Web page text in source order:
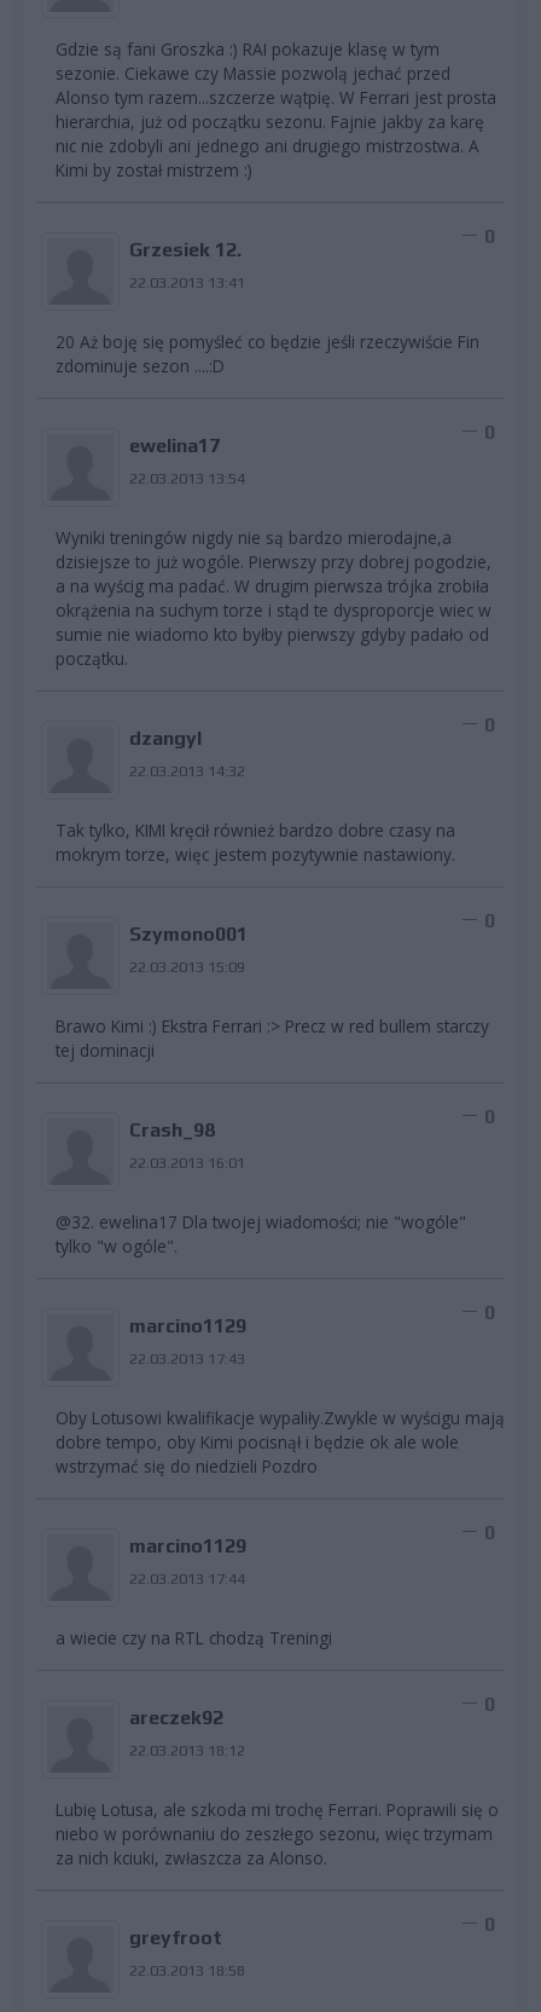
Gdzie są fani Groszka :) RAI pokazuje klasę w tym
sezonie. Ciekawe czy Massie pozwolą jechać przed
Alonso tym razem...szczerze wątpię. W Ferrari jest prosta
hierarchia, już od początku sezonu. Fajnie jakby za karę
nic nie zdobyli ani jednego ani drugiego mistrzostwa. A
Kimi by został mistrzem :)
Grzesiek 12.
22.03.2013 13:41
0
20 Aż boję się pomyśleć co będzie jeśli rzeczywiście Fin
zdominuje sezon ....:D
ewelina17
22.03.2013 13:54
0
Wyniki treningów nigdy nie są bardzo mierodajne,a
dzisiejsze to już wogóle. Pierwszy przy dobrej pogodzie,
a na wyścig ma padać. W drugim pierwsza trójka zrobiła
okrążenia na suchym torze i stąd te dysproporcje wiec w
sumie nie wiadomo kto byłby pierwszy gdyby padało od
początku.
dzangyl
22.03.2013 14:32
0
Tak tylko, KIMI kręcił również bardzo dobre czasy na
mokrym torze, więc jestem pozytywnie nastawiony.
Szymono001
22.03.2013 15:09
0
Brawo Kimi :) Ekstra Ferrari :> Precz w red bullem starczy
tej dominacji
Crash_98
22.03.2013 16:01
0
@32. ewelina17 Dla twojej wiadomości; nie "wogóle"
tylko "w ogóle".
marcino1129
22.03.2013 17:43
0
Oby Lotusowi kwalifikacje wypaliły.Zwykle w wyścigu mają
dobre tempo, oby Kimi pocisnął i będzie ok ale wole
wstrzymać się do niedzieli Pozdro
marcino1129
22.03.2013 17:44
0
a wiecie czy na RTL chodzą Treningi
areczek92
22.03.2013 18:12
0
Lubię Lotusa, ale szkoda mi trochę Ferrari. Poprawili się o
niebo w porównaniu do zeszłego sezonu, więc trzymam
za nich kciuki, zwłaszcza za Alonso.
greyfroot
22.03.2013 18:58
0